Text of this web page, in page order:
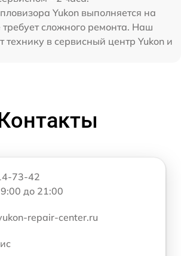
Yukon выполняется на
требует сложного ремонта. Наш
технику в сервисный центр Yukon и
73-42
до 21:00
repair-center.ru